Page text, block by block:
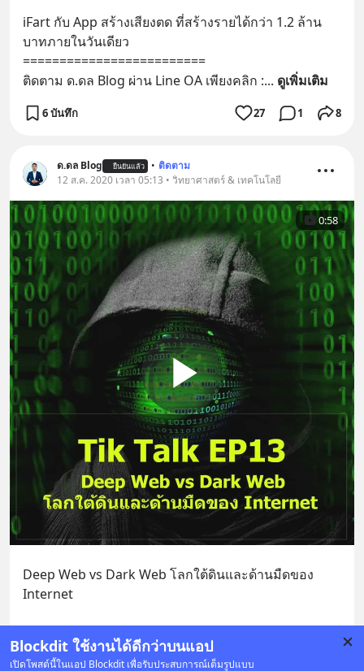
Blockdit ใช้งานได้ดีกว่าบนแอป
เปิดโพสต์นี้ในแอป Blockdit เพื่อรับประสบการณ์เต็มรูปแบบ
iFart กับ App สร้างเสียงตด ที่สร้างรายได้กว่า 1.2 ล้าน
บาทภายในวันเดียว
=========================
ติดตาม ด.ดล Blog ผ่าน Line OA เพียงคลิก :... ดูเพิ่มเติม
6 บันทึก 27 1 8
ด.ดล Blog ยืนยันแล้ว • ติดตาม
12 ส.ค. 2020 เวลา 05:13 • วิทยาศาสตร์ & เทคโนโลยี
0:58
Deep Web vs Dark Web โลกใต้ดินและด้านมืดของ
Internet
ติดตาม ด.ดล Blog ผ่าน Line OA เพียงคลิก :